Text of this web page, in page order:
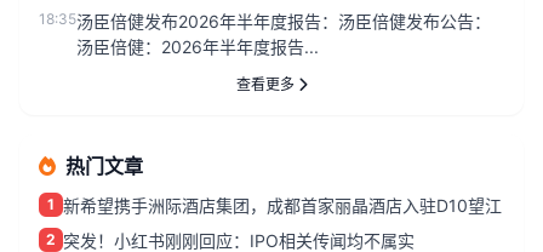
要...
18:35汤臣倍健发布2026年半年度报告：汤臣倍健发布公告：
汤臣倍健：2026年半年度报告...
查看更多
热门文章
1 新希望携手洲际酒店集团，成都首家丽晶酒店入驻D10望江
2 突发！小红书刚刚回应：IPO相关传闻均不属实